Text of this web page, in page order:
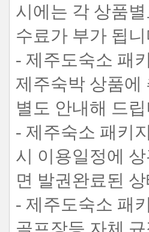
시에는 각 상품
수료가 부가 됩
- 제주도숙소 패
제주숙박 상품에
별도 안내해 드
- 제주숙소 패키
시 이용일정에
면 발권완료된
- 제주도숙소 패